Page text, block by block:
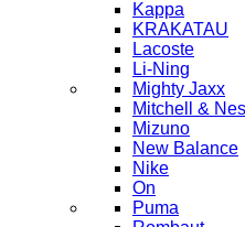
Kappa
KRAKATAU
Lacoste
Li-Ning
Mighty Jaxx
Mitchell &
Mizuno
New Balance
Nike
On
Puma